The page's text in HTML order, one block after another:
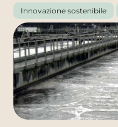
Innovazione sostenibile